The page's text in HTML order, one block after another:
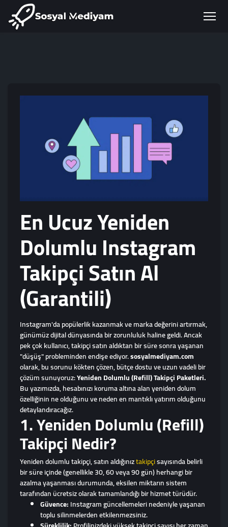
En Ucuz Yeniden
Dolumlu Instagram
Takipçi Satın Al
(Garantili)
Instagram'da popülerlik kazanmak ve marka değerini artırmak,
günümüz dijital dünyasında bir zorunluluk haline geldi. Ancak
pek çok kullanıcı, takipçi satın aldıktan bir süre sonra yaşanan
"düşüş" probleminden endişe ediyor.sosyalmediyam.com
olarak, bu sorunu kökten çözen, bütçe dostu ve uzun vadeli bir
çözüm sunuyoruz:Yeniden Dolumlu (Refill) Takipçi Paketleri.
Bu yazımızda, hesabınızı koruma altına alan yeniden dolum
özelliğinin ne olduğunu ve neden en mantıklı yatırım olduğunu
detaylandıracağız.
1. Yeniden Dolumlu (Refill)
Takipçi Nedir?
Yeniden dolumlu takipçi, satın aldığınıztakipçisayısında belirli
bir süre içinde (genellikle 30, 60 veya 90 gün) herhangi bir
azalma yaşanması durumunda, eksilen miktarın sistem
tarafından ücretsiz olarak tamamlandığı bir hizmet türüdür.
Güvence:Instagram güncellemeleri nedeniyle yaşanan
toplu silinmelerden etkilenmezsiniz.